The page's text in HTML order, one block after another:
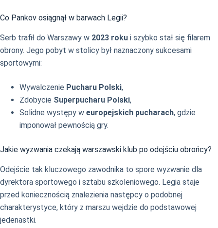
Co Pankov osiągnął w barwach Legii?
Serb trafił do Warszawy w 2023 roku i szybko stał się filarem
obrony. Jego pobyt w stolicy był naznaczony sukcesami
sportowymi:
Wywalczenie Pucharu Polski,
Zdobycie Superpucharu Polski,
Solidne występy w europejskich pucharach, gdzie
imponował pewnością gry.
Jakie wyzwania czekają warszawski klub po odejściu obrońcy?
Odejście tak kluczowego zawodnika to spore wyzwanie dla
dyrektora sportowego i sztabu szkoleniowego. Legia staje
przed koniecznością znalezienia następcy o podobnej
charakterystyce, który z marszu wejdzie do podstawowej
jedenastki.